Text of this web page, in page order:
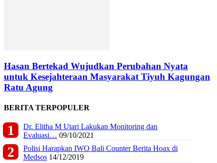
Hasan Bertekad Wujudkan Perubahan Nyata
untuk Kesejahteraan Masyarakat Tiyuh Kagungan
Ratu Agung
BERITA TERPOPULER
Dr. Elitha M Utari Lakukan Monitoring dan
Evaluasi… 09/10/2021
Polisi Harapkan IWO Bali Counter Berita Hoax di
Medsos 14/12/2019